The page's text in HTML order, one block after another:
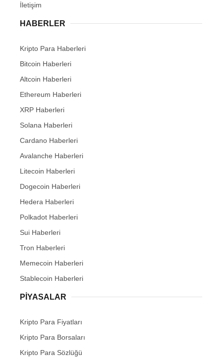
İletişim
HABERLER
Kripto Para Haberleri
Bitcoin Haberleri
Altcoin Haberleri
Ethereum Haberleri
XRP Haberleri
Solana Haberleri
Cardano Haberleri
Avalanche Haberleri
Litecoin Haberleri
Dogecoin Haberleri
Hedera Haberleri
Polkadot Haberleri
Sui Haberleri
Tron Haberleri
Memecoin Haberleri
Stablecoin Haberleri
PIYASALAR
Kripto Para Fiyatları
Kripto Para Borsaları
Kripto Para Sözlüğü